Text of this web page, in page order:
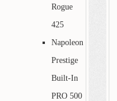
Rogue
425
Napoleon
Prestige
Built-In
PRO 500